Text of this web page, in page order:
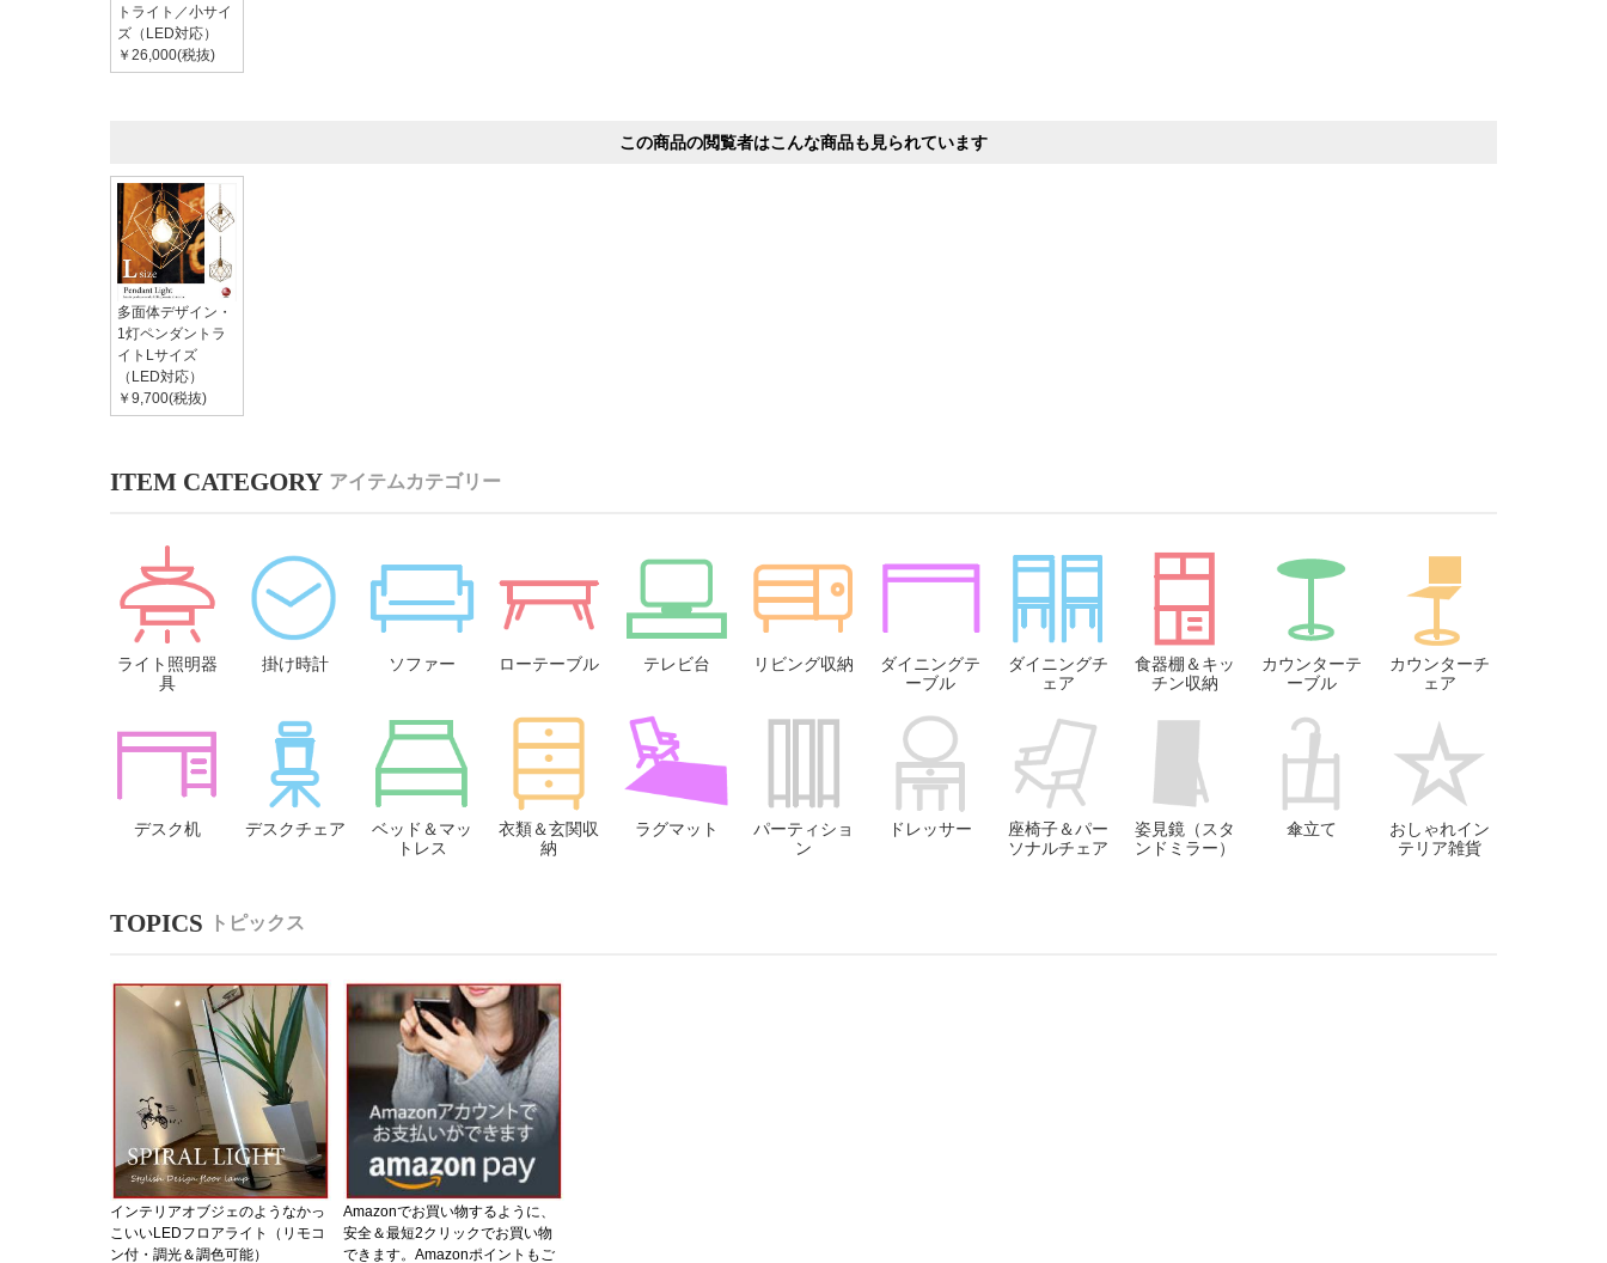
トライト／小サイ
ズ（LED対応）
￥26,000(税抜)
この商品の閲覧者はこんな商品も見られています
多面体デザイン・
1灯ペンダントラ
イトLサイズ
（LED対応）
￥9,700(税抜)
アイテムカテゴリー
ライト照明器
具
掛け時計 ソファー ローテーブル テレビ台 リビング収納
ダイニングテ
ーブル
ダイニングチ
ェア
食器棚＆キッ
チン収納
カウンターテ
ーブル
カウンターチ
ェア
デスク机 デスクチェア
ベッド＆マッ
トレス
衣類＆玄関収
納
ラグマット
パーティショ
ン
ドレッサー
座椅子＆パー
ソナルチェア
姿見鏡（スタ
ンドミラー）
傘立て
おしゃれイン
テリア雑貨
トピックス
インテリアオブジェのようなかっ
こいいLEDフロアライト（リモコ
ン付・調光＆調色可能）
Amazonでお買い物するように、
安全＆最短2クリックでお買い物
できます。Amazonポイントもご